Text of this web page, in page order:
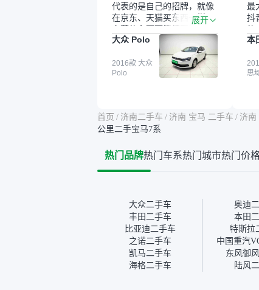
代表的是自己的招牌，就像
在京东、天猫买东西一样，
自营的东西可能都要好一
点。就是这种刻板印象吧。
一开始买二手车的时候，我
确实有担心过事故车、泡水
车这些问题。瓜子的检测报
况。我拿到你们的信息之
后，自己又在线上去做了一
台），同时也找了朋友帮忙
线下看车。结果跟你们的报
我第一天看车，第二天你们
就约我到店，我第三天去提
的车。去之前我提前跟交接
人员说好，到了之后要当着
我的面再做一次复检，你们
也安排了师傅，服务可以，
速度很快。体验下来自营车
展开
大众 Polo
2016款 大众
Polo
最
抖
的
这
买
色
竟
多
本
思
首页 / 济南二手车 / 济南 宝马 二手车 / 济南
公里二手宝马7系
热门品牌热门车系热门城市热门价
大众二手车 奥迪
丰田二手车
本田
比亚迪二手车
特斯拉
之诺二手车
中国重汽
凯马二手车
东风御
海格二手车
陆风